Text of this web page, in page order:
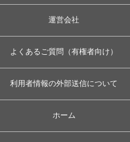
運営会社
よくあるご質問（有権者向け）
利用者情報の外部送信について
ホーム